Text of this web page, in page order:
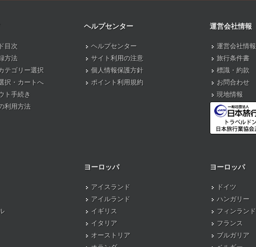
目次
方法
テゴリー選択
択・カートへ
ト手続き
利用方法
ヘルプセンター
ヘルプセンター
サイト利用の注意
個人情報保護方針
ポイント利用規約
運営会社情報
運営会社情報
旅行条件書
標識・約款
お問合わせ
現地情報
ヨーロッパ
アイスランド
アイルランド
イギリス
イタリア
オーストリア
ヨーロッパ
ドイツ
ハンガリー
フィンランド
フランス
ブルガリア